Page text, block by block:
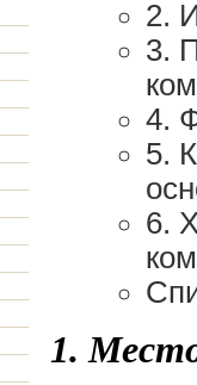
2.
3.
4.
5.
6.
1.